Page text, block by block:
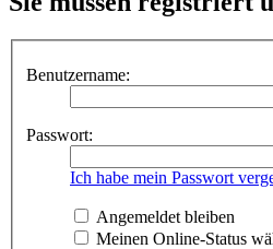
Benutzername:
Passwort:
Ich habe mein Passwort
Angemeldet bleiben
Meinen Online-Status